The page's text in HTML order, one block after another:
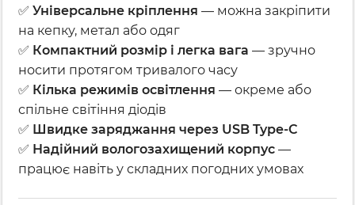
✅ Універсальне кріплення — можна закріпити
на кепку, метал або одяг
✅ Компактний розмір і легка вага — зручно
носити протягом тривалого часу
✅ Кілька режимів освітлення — окреме або
спільне світіння діодів
✅ Швидке заряджання через USB Type-C
✅ Надійний вологозахищений корпус —
працює навіть у складних погодних умовах